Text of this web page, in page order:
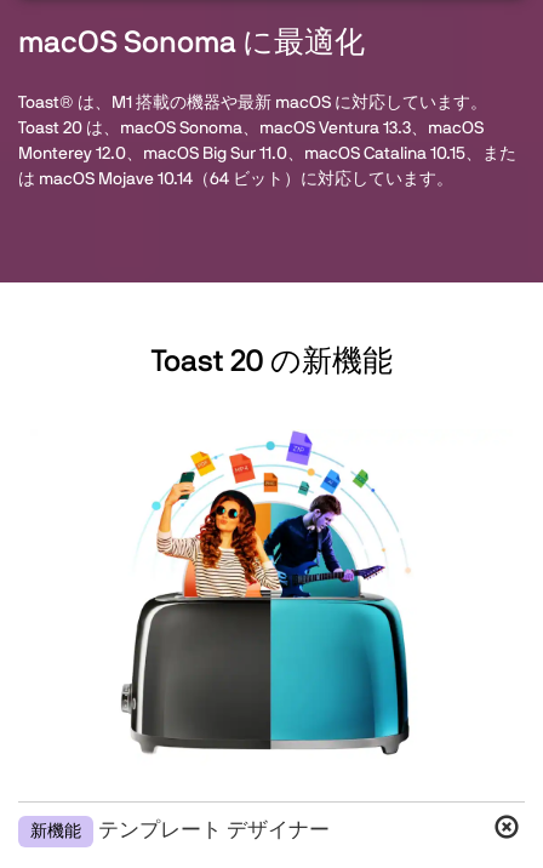
macOS Sonoma に最適化
Toast® は、M1 搭載の機器や最新 macOS に対応しています。
Toast 20 は、macOS Sonoma、macOS Ventura 13.3、macOS
Monterey 12.0、macOS Big Sur 11.0、macOS Catalina 10.15、また
は macOS Mojave 10.14（64 ビット）に対応しています。
Toast 20 の新機能
新機能 テンプレート デザイナー